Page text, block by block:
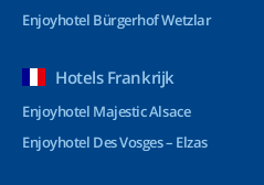
Enjoyhotel Bürgerhof Wetzlar
Hotels Frankrijk
Enjoyhotel Majestic Alsace
Enjoyhotel Des Vosges – Elzas